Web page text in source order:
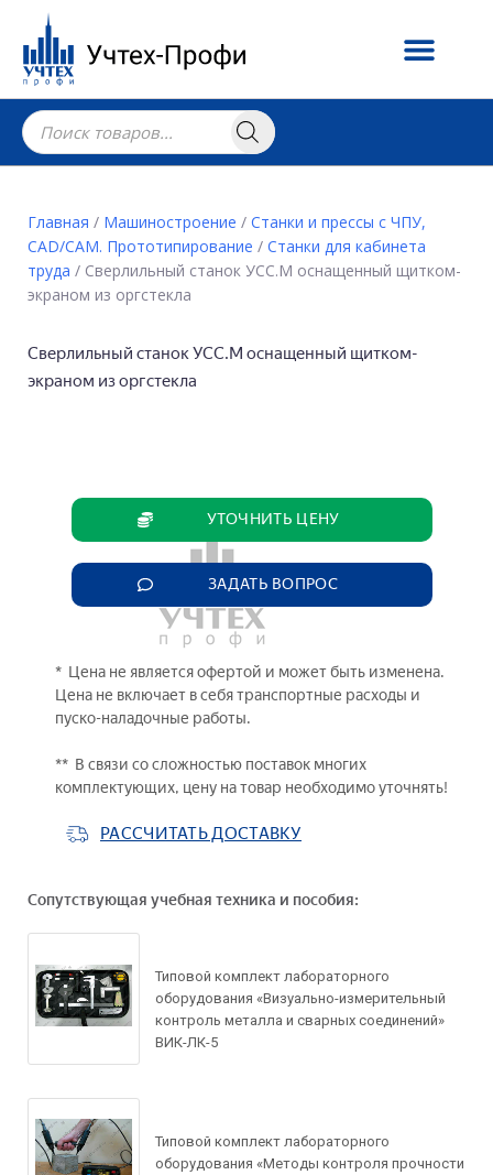
Главная / Машиностроение / Станки и прессы с ЧПУ,
CAD/CAM. Прототипирование / Станки для кабинета
труда / Сверлильный станок УСС.М оснащенный щитком-
экраном из оргстекла
Сверлильный станок УСС.М оснащенный щитком-
экраном из оргстекла
УТОЧНИТЬ ЦЕНУ
ЗАДАТЬ ВОПРОС
* Цена не является офертой и может быть изменена.
Цена не включает в себя транспортные расходы и
пуско-наладочные работы.
** В связи со сложностью поставок многих
комплектующих, цену на товар необходимо уточнять!
РАССЧИТАТЬ ДОСТАВКУ
Сопутствующая учебная техника и пособия:
Типовой комплект лабораторного
оборудования «Визуально-измерительный
контроль металла и сварных соединений»
ВИК-ЛК-5
Типовой комплект лабораторного
оборудования «Методы контроля прочности
Задать вопрос по
товару